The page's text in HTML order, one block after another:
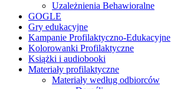
Uzależnienia Behawioralne
GOGLE
Gry edukacyjne
Kampanie Profilaktyczno-Edukacyjne
Kolorowanki Profilaktyczne
Książki i audiobooki
Materiały profilaktyczne
Materiały według odbiorców